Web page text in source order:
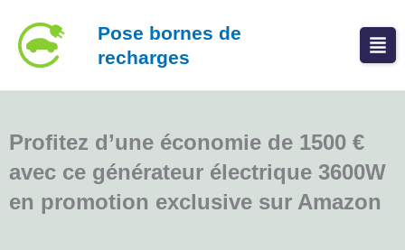
contenu
Pose bornes de
recharges
Profitez d’une économie de 1500 €
avec ce générateur électrique 3600W
en promotion exclusive sur Amazon